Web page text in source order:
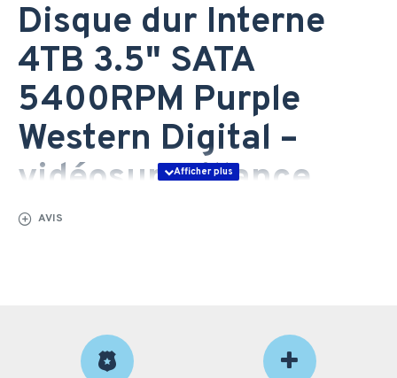
Disque dur Interne
4TB 3.5" SATA
5400RPM Purple
Western Digital –
vidéosurveillance
fiable au Maroc
Destiné aux DVR et NVR utilisés par les entreprises,
commerces, administrations et sites sensibles, il
AVIS